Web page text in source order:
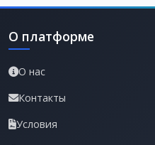
О платформе
О нас
Контакты
Условия